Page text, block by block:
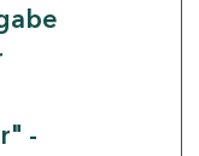
-